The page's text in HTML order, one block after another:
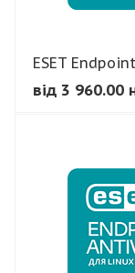
ESET
від 3 960.00